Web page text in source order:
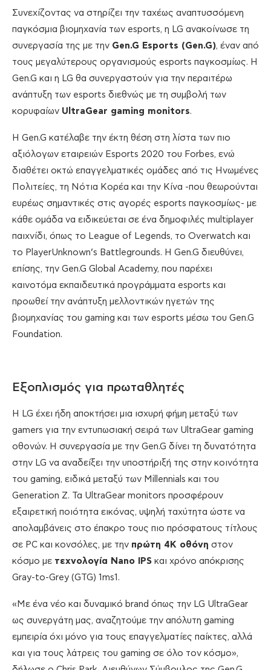
Συνεχίζοντας να στηρίζει την ταχέως αναπτυσσόμενη
παγκόσμια βιομηχανία των esports, η LG ανακοίνωσε τη
συνεργασία της με την Gen.G Esports (Gen.G), έναν από
τους μεγαλύτερους οργανισμούς esports παγκοσμίως. Η
Gen.G και η LG θα συνεργαστούν για την περαιτέρω
ανάπτυξη των esports διεθνώς με τη συμβολή των
κορυφαίων UltraGear gaming monitors.
Η Gen.G κατέλαβε την έκτη θέση στη λίστα των πιο
αξιόλογων εταιρειών Esports 2020 του Forbes, ενώ
διαθέτει οκτώ επαγγελματικές ομάδες από τις Ηνωμένες
Πολιτείες, τη Νότια Κορέα και την Κίνα -που θεωρούνται
ευρέως σημαντικές στις αγορές esports παγκοσμίως- με
κάθε ομάδα να ειδικεύεται σε ένα δημοφιλές multiplayer
παιχνίδι, όπως το League of Legends, το Overwatch και
το PlayerUnknown’s Battlegrounds. Η Gen.G διευθύνει,
επίσης, την Gen.G Global Academy, που παρέχει
καινοτόμα εκπαιδευτικά προγράμματα esports και
προωθεί την ανάπτυξη μελλοντικών ηγετών της
βιομηχανίας του gaming και των esports μέσω του Gen.G
Foundation.
Εξοπλισμός για πρωταθλητές
Η LG έχει ήδη αποκτήσει μια ισχυρή φήμη μεταξύ των
gamers για την εντυπωσιακή σειρά των UltraGear gaming
οθονών. Η συνεργασία με την Gen.G δίνει τη δυνατότητα
στην LG να αναδείξει την υποστήριξή της στην κοινότητα
του gaming, ειδικά μεταξύ των Millennials και του
Generation Z. Τα UltraGear monitors προσφέρουν
εξαιρετική ποιότητα εικόνας, υψηλή ταχύτητα ώστε να
απολαμβάνεις στο έπακρο τους πιο πρόσφατους τίτλους
σε PC και κονσόλες, με την πρώτη 4K οθόνη στον
κόσμο με τεχνολογία Nano IPS και χρόνο απόκρισης
Gray-to-Grey (GTG) 1ms1.
«Με ένα νέο και δυναμικό brand όπως την LG UltraGear
ως συνεργάτη μας, αναζητούμε την απόλυτη gaming
εμπειρία όχι μόνο για τους επαγγελματίες παίκτες, αλλά
και για τους λάτρεις του gaming σε όλο τον κόσμο»,